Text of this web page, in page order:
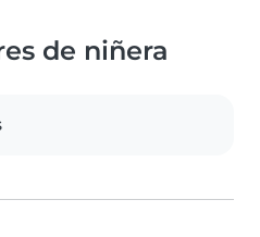
de niñera